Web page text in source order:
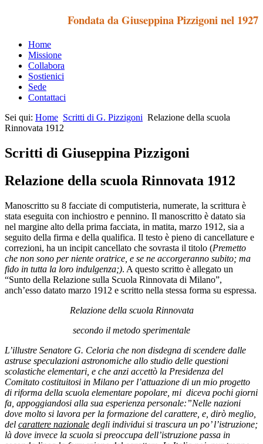
Fondata da Giuseppina Pizzigoni nel 1927
Home
Missione
Collabora
Sostienici
Sede
Contattaci
Sei qui: Home Scritti di G. Pizzigoni Relazione della scuola
Rinnovata 1912
Scritti di Giuseppina Pizzigoni
Relazione della scuola Rinnovata 1912
Manoscritto su 8 facciate di computisteria, numerate, la scrittura è
stata eseguita con inchiostro e pennino. Il manoscritto è datato sia
nel margine alto della prima facciata, in matita, marzo 1912, sia a
seguito della firma e della qualifica. Il testo è pieno di cancellature e
correzioni, ha un incipit cancellato che sovrasta il titolo (Premetto
che non sono per niente oratrice, e se ne accorgeranno subito; ma
fido in tutta la loro indulgenza;). A questo scritto è allegato un
“Sunto della Relazione sulla Scuola Rinnovata di Milano”,
anch’esso datato marzo 1912 e scritto nella stessa forma su espressa.
Relazione della scuola Rinnovata
secondo il metodo sperimentale
L’illustre Senatore G. Celoria che non disdegna di scendere dalle
astruse speculazioni astronomiche allo studio delle questioni
scolastiche elementari, e che anzi accettò la Presidenza del
Comitato costituitosi in Milano per l’attuazione di un mio progetto
di riforma della scuola elementare popolare, mi diceva pochi giorni
fa, appoggiandosi alla sua esperienza personale:”Nelle nazioni
dove molto si lavora per la formazione del carattere, e, dirò meglio,
del carattere nazionale degli individui si trascura un po’ l’istruzione;
là dove invece la scuola si preoccupa dell’istruzione passa in